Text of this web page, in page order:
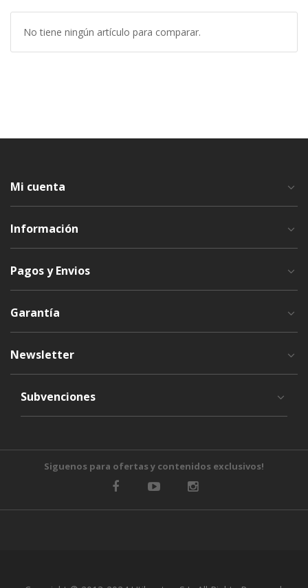
No tiene ningún artículo para comparar.
Mi cuenta
Información
Pagos y Envios
Garantía
Newsletter
Subvenciones
Siguenos para ofertas y contenidos exclusivos!